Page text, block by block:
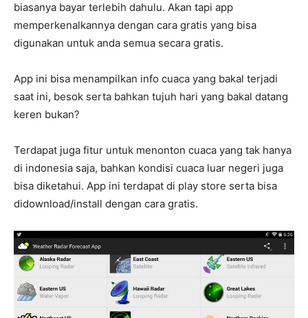
biasanya bayar terlebih dahulu. Akan tapi app
memperkenalkannya dengan cara gratis yang bisa
digunakan untuk anda semua secara gratis.
App ini bisa menampilkan info cuaca yang bakal terjadi
saat ini, besok serta bahkan tujuh hari yang bakal datang
keren bukan?
Terdapat juga fitur untuk menonton cuaca yang tak hanya
di indonesia saja, bahkan kondisi cuaca luar negeri juga
bisa diketahui. App ini terdapat di play store serta bisa
didownload/install dengan cara gratis.